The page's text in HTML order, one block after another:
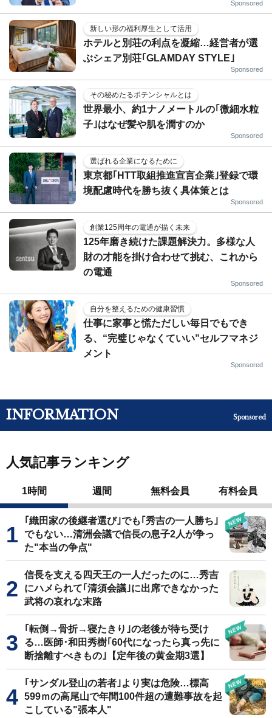
Sponsored
新しい形の福利厚生として活用
ホテルと別荘の利点を凝縮…経営者が選
ぶシェア別荘｢GLAMDAY STYLE｣
Sponsored
その秘めたるポテンシャルとは
世界最小、約1ナノメートルの｢微細水粒
子｣はなぜ髪や肌を潤すのか
Sponsored
選ばれる企業になるために
東京都｢HTT取組推進宣言企業｣登録で環
境配慮時代を勝ち抜く具体策とは
Sponsored
創業125周年の電通が描く未来
125年磨き続けた課題解決力。多様な人
財の才能を掛け合わせて挑む、これから
の電通
Sponsored
自分を整えるための健康習慣
仕事に家事と慌ただしい毎日でもでき
る、“完璧じゃなくていい”セルフマネジ
メント
Sponsored
INFORMATION Sponsored
人気記事ランキング
1時間 週間 無料会員 有料会員
｢織田家の後継者選び｣でも｢秀吉の一人勝ち｣
でもない…清洲会議で信長の息子2人が争っ
た"本当の争点"
信長を支える四天王の一人だったのに…秀吉
にハメられて｢清須会議｣に出席できなかった
武将の哀れな末路
｢転倒→骨折→寝たきり｣の老後が待ち受け
る…医師･和田秀樹｢60代になったら真っ先に
断捨離すべきもの｣【定年後の黄金期3選】
｢サンダル登山の若者｣より実は危険…標高
599ｍの高尾山で年間100件超の遭難事故を起
こしている"張本人"